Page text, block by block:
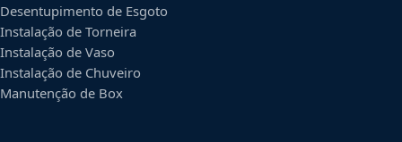
Desentupimento de Esgoto
Instalação de Torneira
Instalação de Vaso
Instalação de Chuveiro
Manutenção de Box